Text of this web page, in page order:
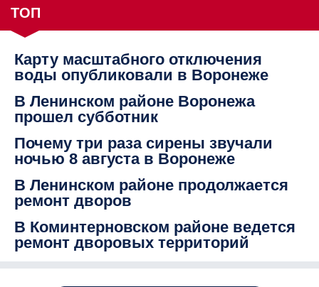
ТОП
Карту масштабного отключения
воды опубликовали в Воронеже
В Ленинском районе Воронежа
прошел субботник
Почему три раза сирены звучали
ночью 8 августа в Воронеже
В Ленинском районе продолжается
ремонт дворов
В Коминтерновском районе ведется
ремонт дворовых территорий